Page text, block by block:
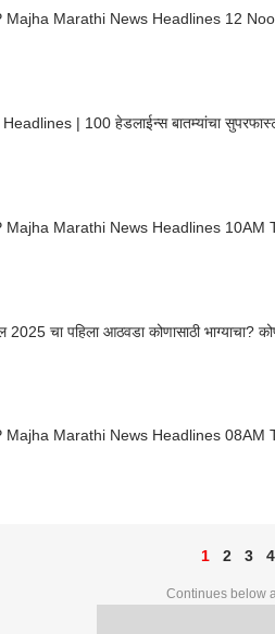
Majha Marathi News Headlines 12
| 100 हेडलाईन्स बातम्यांचा
Majha Marathi News Headlines
2025 चा पहिला आठवडा कोणासाठी भाग्याचा?
Majha Marathi News Headlines
1 2 3 4
Continues below